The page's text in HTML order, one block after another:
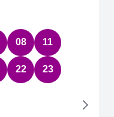
08 11
22 23